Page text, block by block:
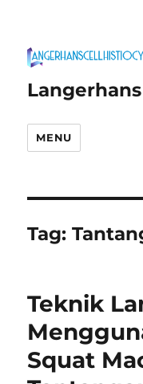
MENU
Tag:
Teknik
Squat